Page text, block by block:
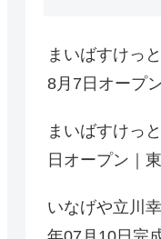
まいばすけっ
8月7日オープ
まいばすけっ
日オープン｜
いなげや立川